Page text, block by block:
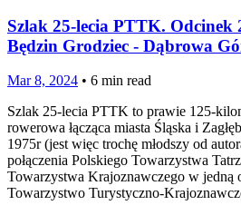
Szlak 25-lecia PTTK. Odcinek
Będzin Grodziec - Dąbrowa
Mar 8, 2024 • 6 min read
Szlak 25-lecia PTTK to prawie 125-
rowerowa łącząca miasta Śląska i
1975r (jest więc trochę młodszy od
połączenia Polskiego Towarzystwa
Towarzystwa Krajoznawczego w jedną
Towarzystwo Turystyczno-